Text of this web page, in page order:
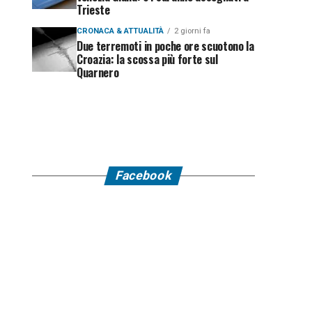
Trieste
CRONACA & ATTUALITÀ 2 giorni fa
Due terremoti in poche ore scuotono la
Croazia: la scossa più forte sul
Quarnero
Facebook